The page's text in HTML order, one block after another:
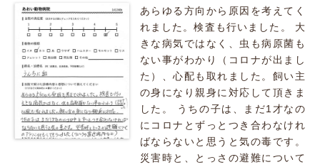
あらゆる方向から原因を考えてく
れました。検査も行いました。 大
きな病気ではなく、虫も病原菌も
ない事がわかり（コロナが出まし
た）、心配も取れました。飼い主
の身になり親身に対応して頂きま
した。 うちの子は、まだ1才なの
にコロナとずっとつき合わなけれ
ばならないと思うと気の毒です。
災害時と、とっさの避難について